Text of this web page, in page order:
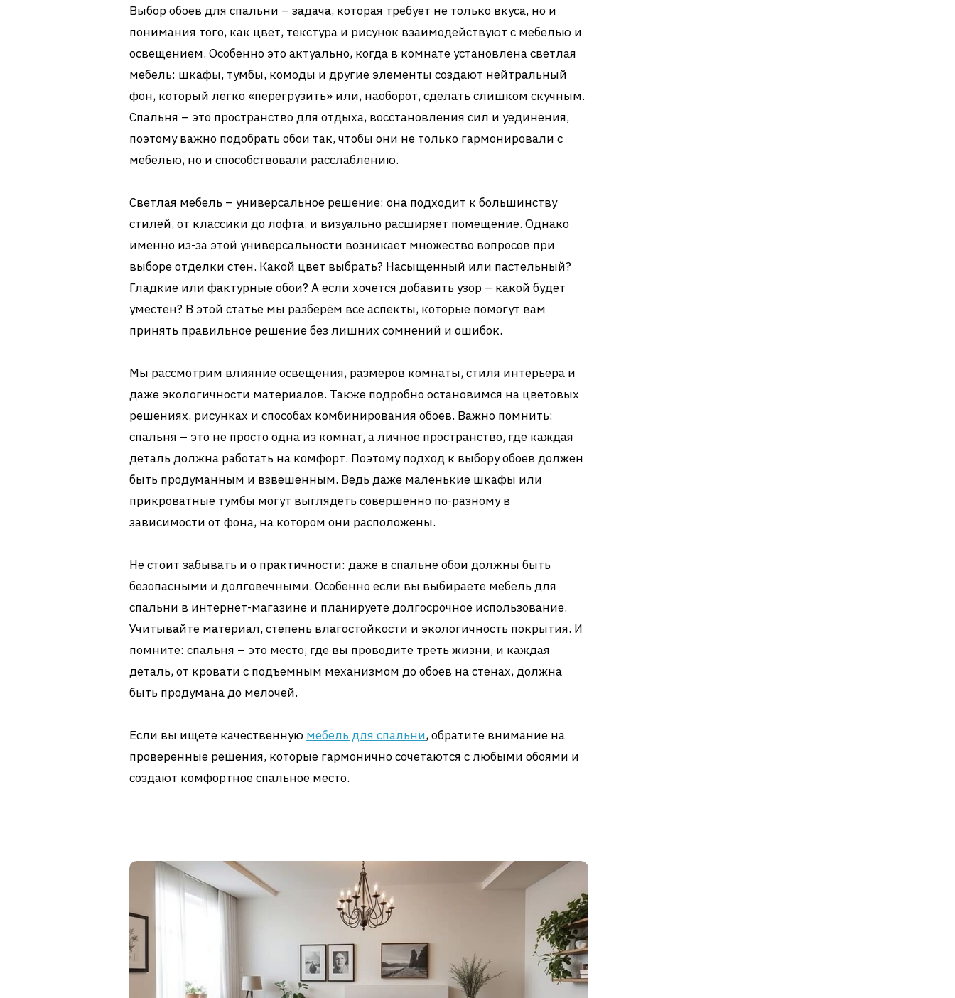
Выбор обоев для спальни – задача, которая требует не только вкуса, но и
понимания того, как цвет, текстура и рисунок взаимодействуют с мебелью и
освещением. Особенно это актуально, когда в комнате установлена светлая
мебель: шкафы, тумбы, комоды и другие элементы создают нейтральный
фон, который легко «перегрузить» или, наоборот, сделать слишком скучным.
Спальня – это пространство для отдыха, восстановления сил и уединения,
поэтому важно подобрать обои так, чтобы они не только гармонировали с
мебелью, но и способствовали расслаблению.
Светлая мебель – универсальное решение: она подходит к большинству
стилей, от классики до лофта, и визуально расширяет помещение. Однако
именно из-за этой универсальности возникает множество вопросов при
выборе отделки стен. Какой цвет выбрать? Насыщенный или пастельный?
Гладкие или фактурные обои? А если хочется добавить узор – какой будет
уместен? В этой статье мы разберём все аспекты, которые помогут вам
принять правильное решение без лишних сомнений и ошибок.
Мы рассмотрим влияние освещения, размеров комнаты, стиля интерьера и
даже экологичности материалов. Также подробно остановимся на цветовых
решениях, рисунках и способах комбинирования обоев. Важно помнить:
спальня – это не просто одна из комнат, а личное пространство, где каждая
деталь должна работать на комфорт. Поэтому подход к выбору обоев должен
быть продуманным и взвешенным. Ведь даже маленькие шкафы или
прикроватные тумбы могут выглядеть совершенно по-разному в
зависимости от фона, на котором они расположены.
Не стоит забывать и о практичности: даже в спальне обои должны быть
безопасными и долговечными. Особенно если вы выбираете мебель для
спальни в интернет-магазине и планируете долгосрочное использование.
Учитывайте материал, степень влагостойкости и экологичность покрытия. И
помните: спальня – это место, где вы проводите треть жизни, и каждая
деталь, от кровати с подъемным механизмом до обоев на стенах, должна
быть продумана до мелочей.
Если вы ищете качественную мебель для спальни, обратите внимание на
проверенные решения, которые гармонично сочетаются с любыми обоями и
создают комфортное спальное место.